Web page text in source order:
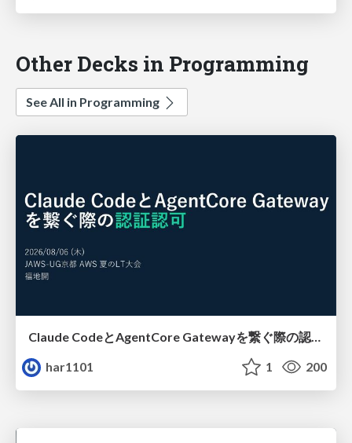
Other Decks in Programming
See All in Programming
har1101
1 200